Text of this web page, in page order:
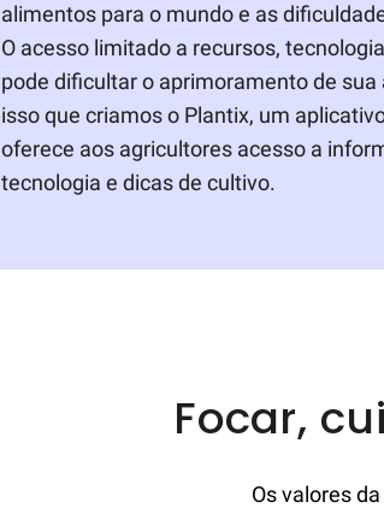
alimentos para o mundo e as
O acesso limitado a recursos,
pode dificultar o aprimoramento de sua
isso que criamos o Plantix, um
oferece aos agricultores acesso a
tecnologia e dicas de cultivo.
Focar,
Os valores